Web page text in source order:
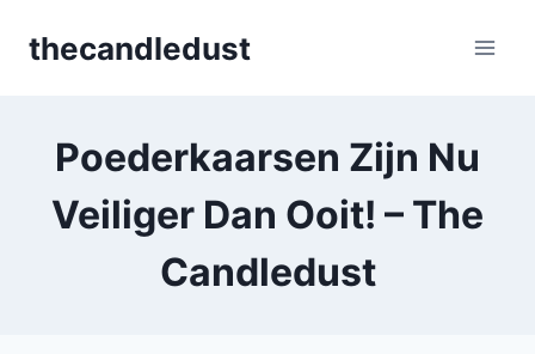
thecandledust
Poederkaarsen Zijn Nu
Veiliger Dan Ooit! – The
Candledust